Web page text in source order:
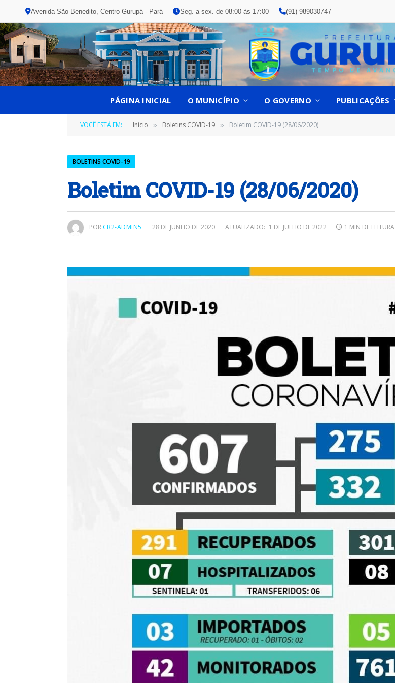
Avenida São Benedito, Centro Gurupá - Pará Seg. a sex. de 08:00 às 17:00 (91) 989030747
PÁGINA INICIAL O MUNICÍPIO O GOVERNO PUBLICAÇÕES
VOCÊ ESTÁ EM: Inicio » Boletins COVID-19 » Boletim COVID-19 (28/06/2020)
BOLETINS COVID-19
Boletim COVID-19 (28/06/2020)
POR CR2-ADMIN5 28 DE JUNHO DE 2020 ATUALIZADO: 1 DE JULHO DE 2022 1 MIN DE LEITURA